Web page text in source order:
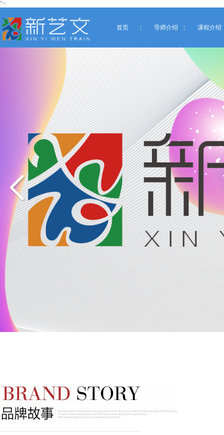
">
首页 导师介绍 课程介绍